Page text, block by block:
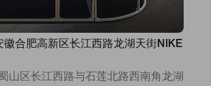
徽合肥高新区长江西路龙湖天街NIKE
山区长江西路与石莲北路西南角龙湖